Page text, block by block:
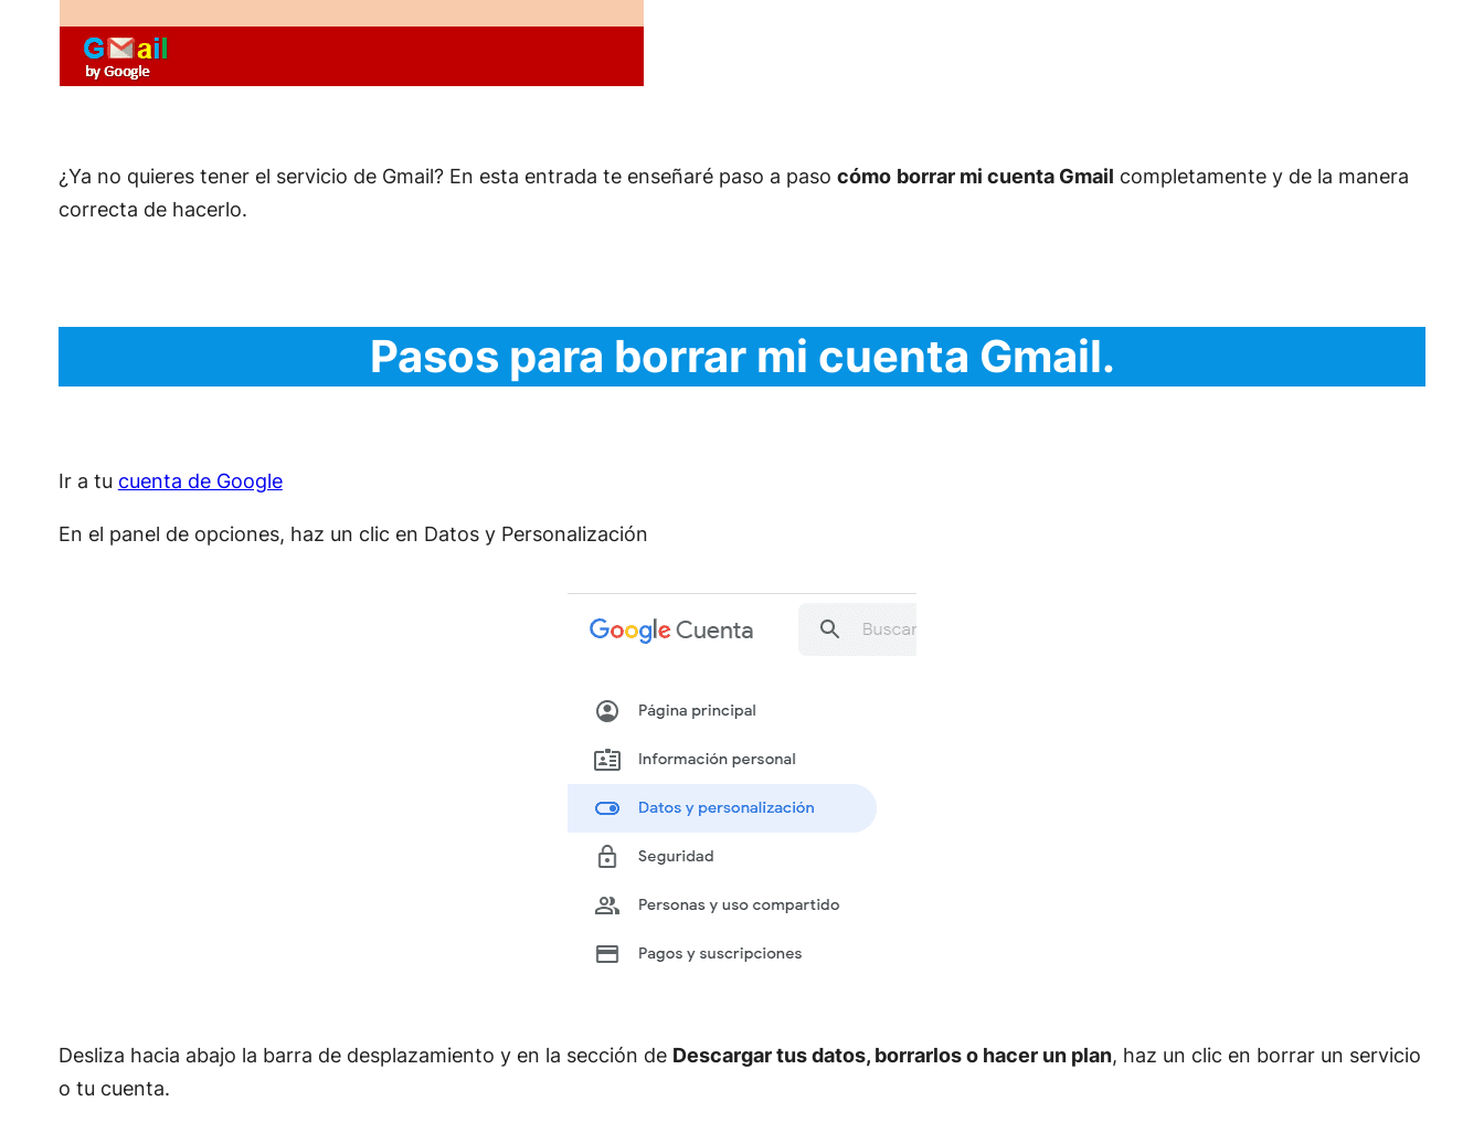
¿Ya no quieres tener el servicio de Gmail? En esta entrada te enseñaré paso a paso cómo borrar mi cuenta Gmail completamente y de la manera
correcta de hacerlo.
Pasos para borrar mi cuenta Gmail.
Ir a tu cuenta de Google
En el panel de opciones, haz un clic en Datos y Personalización
Desliza hacia abajo la barra de desplazamiento y en la sección de Descargar tus datos, borrarlos o hacer un plan, haz un clic en borrar un servicio
o tu cuenta.